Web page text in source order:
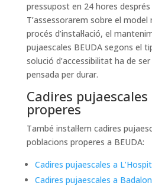
pressupost en 24 hores
T’assessorarem sobre el
procés d’instal·lació, el
pujaescales BEUDA segons el
solució d’accessibilitat ha de
pensada per durar.
Cadires
properes
També instal·lem cadires
poblacions properes a BEUDA:
Cadires pujaescales a
Cadires pujaescales a